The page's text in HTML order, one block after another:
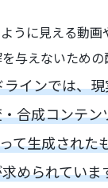
うに見える動画
与えないための
インでは、
合成コンテ
て生成された
められていま